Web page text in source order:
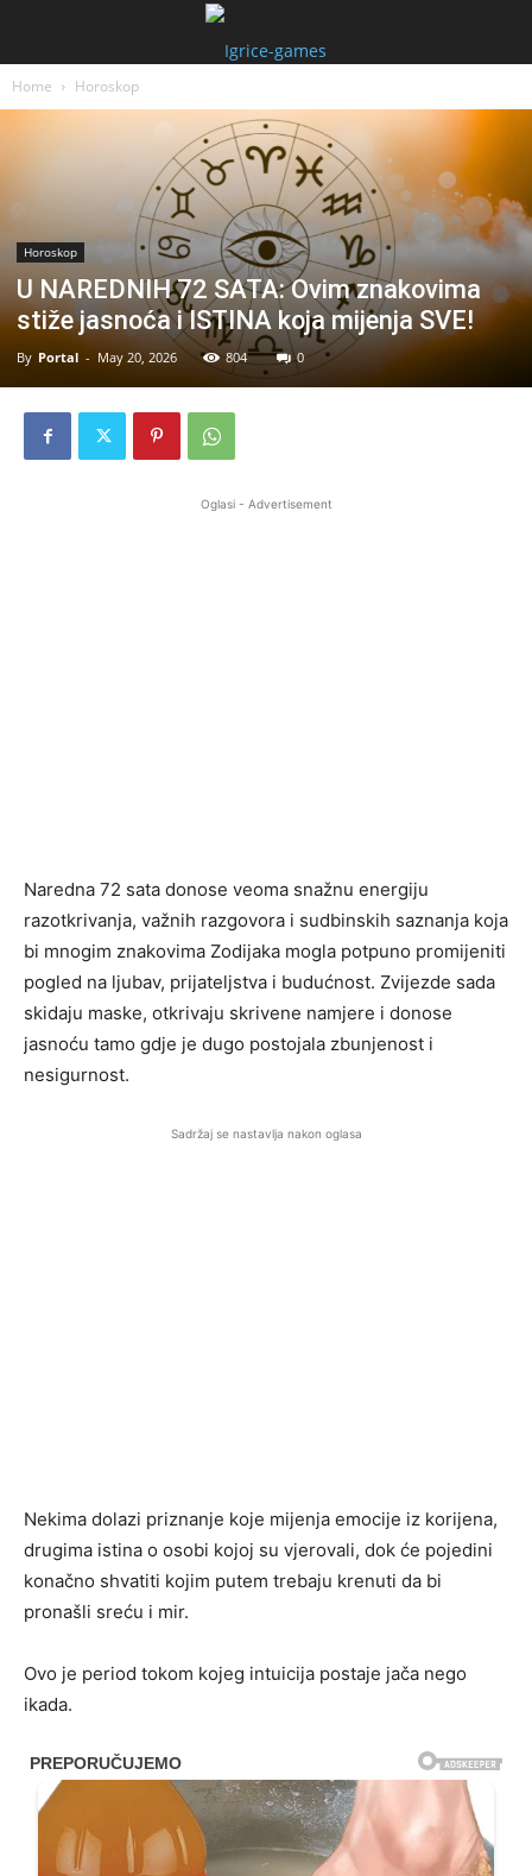
Home Horoskop
Horoskop
U NAREDNIH 72 SATA: Ovim znakovima
stiže jasnoća i ISTINA koja mijenja SVE!
By Portal - May 20, 2026 804 0
Oglasi - Advertisement
Naredna 72 sata donose veoma snažnu energiju
razotkrivanja, važnih razgovora i sudbinskih saznanja koja
bi mnogim znakovima Zodijaka mogla potpuno promijeniti
pogled na ljubav, prijateljstva i budućnost. Zvijezde sada
skidaju maske, otkrivaju skrivene namjere i donose
jasnoću tamo gdje je dugo postojala zbunjenost i
nesigurnost.
Sadržaj se nastavlja nakon oglasa
Nekima dolazi priznanje koje mijenja emocije iz korijena,
drugima istina o osobi kojoj su vjerovali, dok će pojedini
konačno shvatiti kojim putem trebaju krenuti da bi
pronašli sreću i mir.
Ovo je period tokom kojeg intuicija postaje jača nego
ikada.